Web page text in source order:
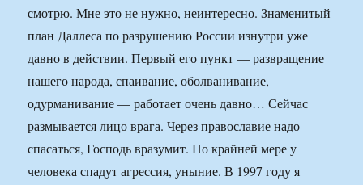
смотрю. Мне это не нужно, неинтересно. Знаменитый
план Даллеса по разрушению России изнутри уже
давно в действии. Первый его пункт — развращение
нашего народа, спаивание, оболванивание,
одурманивание — работает очень давно… Сейчас
размывается лицо врага. Через православие надо
спасаться, Господь вразумит. По крайней мере у
человека спадут агрессия, уныние. В 1997 году я